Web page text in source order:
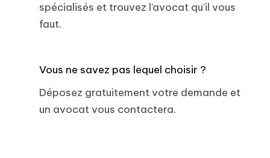
spécialisés et trouvez l’avocat qu’il vous
faut.
Vous ne savez pas lequel choisir ?
Déposez gratuitement votre demande et
un avocat vous contactera.